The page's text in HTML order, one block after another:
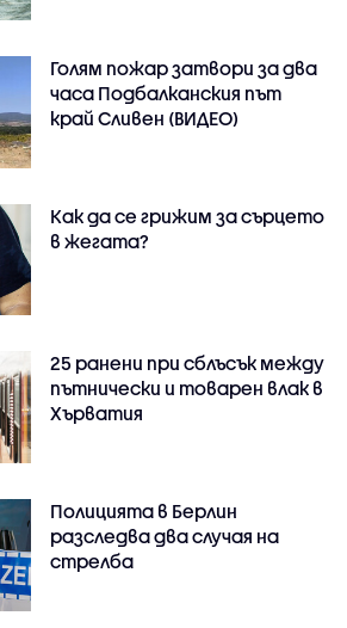
Голям пожар затвори за два
часа Подбалканския път
край Сливен (ВИДЕО)
Как да се грижим за сърцето
в жегата?
25 ранени при сблъсък между
пътнически и товарен влак в
Хърватия
Полицията в Берлин
разследва два случая на
стрелба